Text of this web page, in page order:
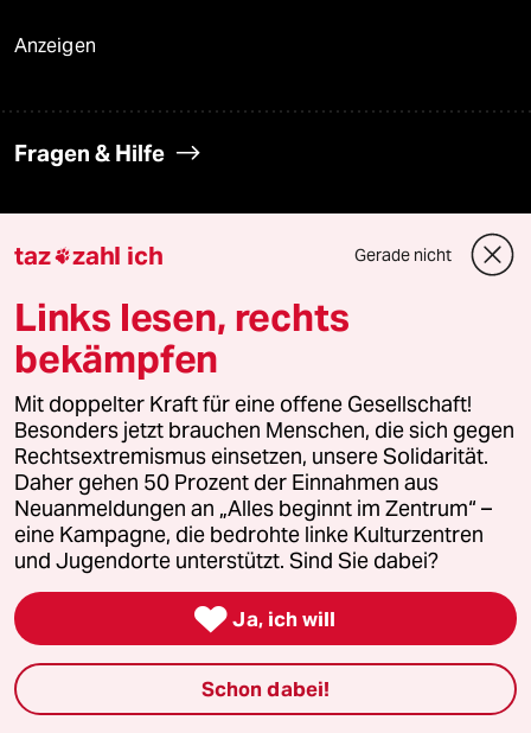
Anzeigen
Fragen & Hilfe
ePaper Login
Downloads für Abonnierende
© 2026 taz Verlags und Vertriebs GmbH
Alle Rechte vorbehalten. Bei rechtlichen Fragen oder für Genehmigungen
wenden Sie sich bitte anlizenzen@taz.de
Feedback Redaktionsstatut Kommune-Richtlinien
Leitlinie Datenschutz Impressum
taz zahl ich Gerade nicht
Links lesen, rechts
bekämpfen
Mit doppelter Kraft für eine offene Gesellschaft!
Besonders jetzt brauchen Menschen, die sich gegen
Rechtsextremismus einsetzen, unsere Solidarität.
Daher gehen 50 Prozent der Einnahmen aus
Neuanmeldungen an „Alles beginnt im Zentrum“ –
eine Kampagne, die bedrohte linke Kulturzentren
und Jugendorte unterstützt. Sind Sie dabei?
 Ja, ich will
Schon dabei!